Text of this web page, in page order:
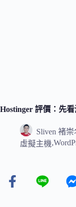
Hostinger 評價：先
Sliven 褚崇
虛擬主機,